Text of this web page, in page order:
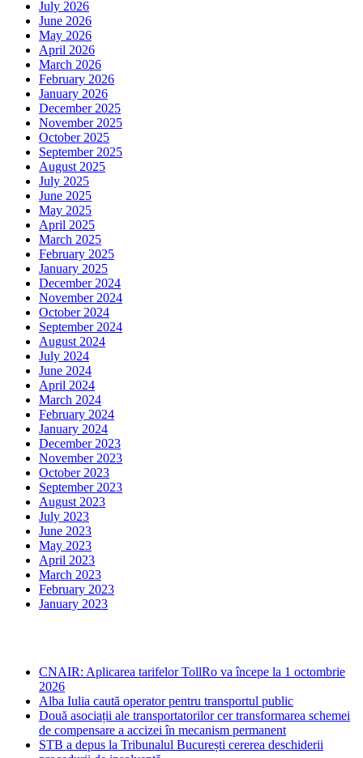
July 2026
June 2026
May 2026
April 2026
March 2026
February 2026
January 2026
December 2025
November 2025
October 2025
September 2025
August 2025
July 2025
June 2025
May 2025
April 2025
March 2025
February 2025
January 2025
December 2024
November 2024
October 2024
September 2024
August 2024
July 2024
June 2024
April 2024
March 2024
February 2024
January 2024
December 2023
November 2023
October 2023
September 2023
August 2023
July 2023
June 2023
May 2023
April 2023
March 2023
February 2023
January 2023
CNAIR: Aplicarea tarifelor TollRo va începe la 1 octombrie
2026
Alba Iulia caută operator pentru transportul public
Două asociații ale transportatorilor cer transformarea schemei
de compensare a accizei în mecanism permanent
STB a depus la Tribunalul București cererea deschiderii